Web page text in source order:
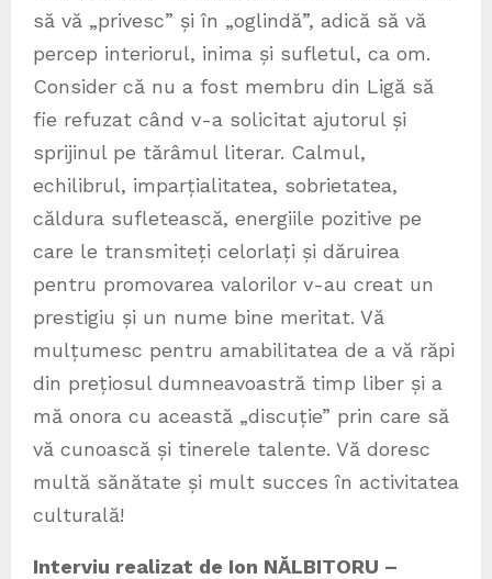
să vă „privesc” și în „oglindă”, adică să vă
percep interiorul, inima și sufletul, ca om.
Consider că nu a fost membru din Ligă să
fie refuzat când v-a solicitat ajutorul și
sprijinul pe tărâmul literar. Calmul,
echilibrul, imparțialitatea, sobrietatea,
căldura sufletească, energiile pozitive pe
care le transmiteți celorlați și dăruirea
pentru promovarea valorilor v-au creat un
prestigiu și un nume bine meritat. Vă
mulțumesc pentru amabilitatea de a vă răpi
din prețiosul dumneavoastră timp liber și a
mă onora cu această „discuție” prin care să
vă cunoască și tinerele talente. Vă doresc
multă sănătate și mult succes în activitatea
culturală!
Interviu realizat de Ion NĂLBITORU –